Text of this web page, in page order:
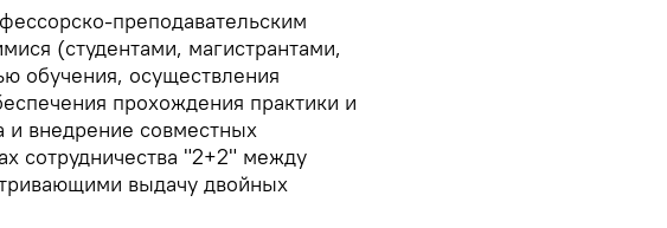
преподавательским
(студентами, магистрантами,
обучения, осуществления
прохождения практики и
и внедрение совместных
сотрудничества "2+2" между
выдачу двойных